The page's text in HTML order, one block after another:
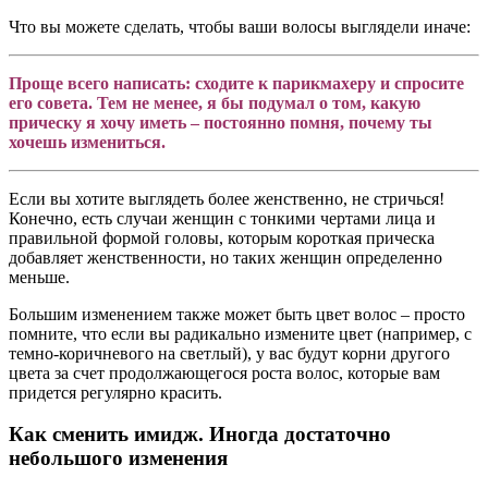
Что вы можете сделать, чтобы ваши волосы выглядели иначе:
Проще всего написать: сходите к парикмахеру и спросите
его совета. Тем не менее, я бы подумал о том, какую
прическу я хочу иметь – постоянно помня, почему ты
хочешь измениться.
Если вы хотите выглядеть более женственно, не стричься!
Конечно, есть случаи женщин с тонкими чертами лица и
правильной формой головы, которым короткая прическа
добавляет женственности, но таких женщин определенно
меньше.
Большим изменением также может быть цвет волос – просто
помните, что если вы радикально измените цвет (например, с
темно-коричневого на светлый), у вас будут корни другого
цвета за счет продолжающегося роста волос, которые вам
придется регулярно красить.
Как сменить имидж. Иногда достаточно
небольшого изменения